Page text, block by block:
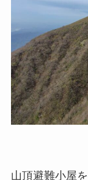
山頂避難小屋